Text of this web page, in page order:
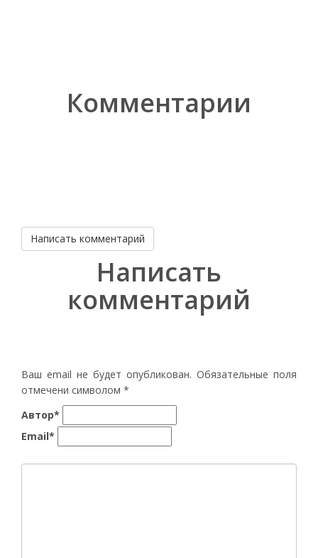
Комментарии
Написать комментарий
Написать
комментарий
Ваш email не будет опубликован. Обязательные поля
отмечени символом *
Автор*
Email*